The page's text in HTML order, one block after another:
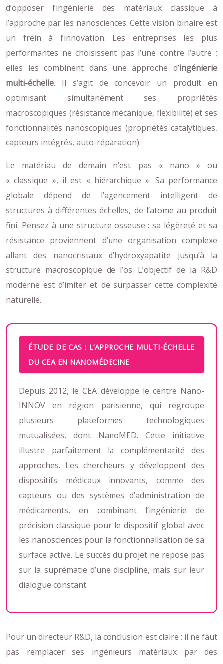
d’opposer l’ingénierie des matériaux classique à
l’approche par les nanosciences. Cette vision binaire est
un frein à l’innovation. Les entreprises les plus
performantes ne choisissent pas l’une contre l’autre ;
elles les combinent dans une approche d’ingénierie
multi-échelle. Il s’agit de concevoir un produit en
optimisant simultanément ses propriétés
macroscopiques (résistance mécanique, flexibilité) et ses
fonctionnalités nanoscopiques (propriétés catalytiques,
capteurs intégrés, auto-réparation).
Le matériau de demain n’est pas « nano » ou
« classique », il est « hiérarchique ». Sa performance
globale dépend de l’agencement intelligent de
structures à différentes échelles, de l’atome au produit
fini. Pensez à une structure osseuse : sa légèreté et sa
résistance proviennent d’une organisation complexe
allant des nanocristaux d’hydroxyapatite jusqu’à la
structure macroscopique de l’os. L’objectif de la R&D
moderne est d’imiter et de surpasser cette complexité
naturelle.
ÉTUDE DE CAS : L’APPROCHE MULTI-ÉCHELLE
DU CEA EN NANOMÉDECINE
Depuis 2012, le CEA développe le centre Nano-
INNOV en région parisienne, qui regroupe
plusieurs plateformes technologiques
mutualisées, dont NanoMED. Cette initiative
illustre parfaitement la complémentarité des
approches. Les chercheurs y développent des
dispositifs médicaux innovants, comme des
capteurs ou des systèmes d’administration de
médicaments, en combinant l’ingénierie de
précision classique pour le dispositif global avec
les nanosciences pour la fonctionnalisation de sa
surface active. Le succès du projet ne repose pas
sur la suprématie d’une discipline, mais sur leur
dialogue constant.
Pour un directeur R&D, la conclusion est claire : il ne faut
pas remplacer ses ingénieurs matériaux par des